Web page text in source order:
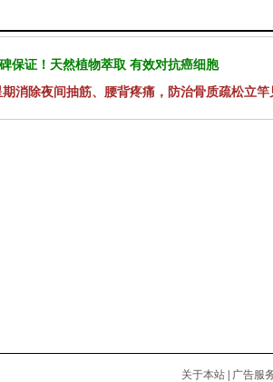
保证！天然植物萃取 有效对抗癌细胞
消除夜间抽筋、腰背疼痛，防治骨质疏松立竿
关于本站
广告服